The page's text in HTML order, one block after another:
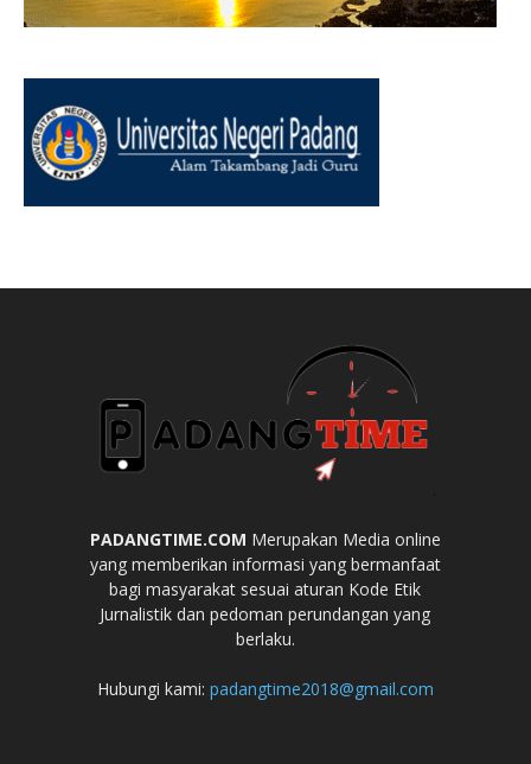
PADANGTIME.COM Merupakan Media online
yang memberikan informasi yang bermanfaat
bagi masyarakat sesuai aturan Kode Etik
Jurnalistik dan pedoman perundangan yang
berlaku.
Hubungi kami: padangtime2018@gmail.com